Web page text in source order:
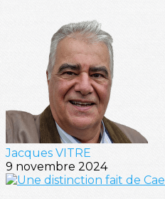
Jacques VITRE
9 novembre 2024